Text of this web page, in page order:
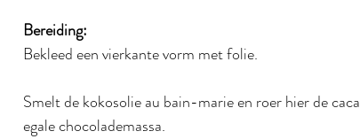
Bereiding:
Bekleed een vierkante vorm met folie.
Smelt de kokosolie au bain-marie en roer hier de
egale chocolademassa.